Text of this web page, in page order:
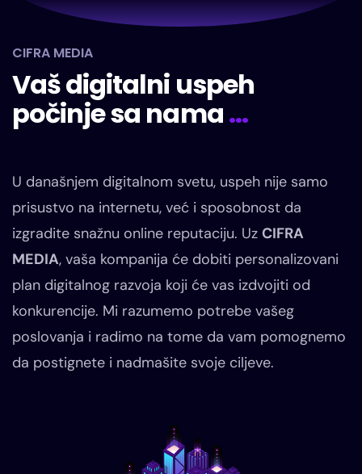
CIFRA MEDIA
Vaš digitalni uspeh
počinje sa nama...
U današnjem digitalnom svetu, uspeh nije samo
prisustvo na internetu, već i sposobnost da
izgradite snažnu online reputaciju. Uz CIFRA
MEDIA, vaša kompanija će dobiti personalizovani
plan digitalnog razvoja koji će vas izdvojiti od
konkurencije. Mi razumemo potrebe vašeg
poslovanja i radimo na tome da vam pomognemo
da postignete i nadmašite svoje ciljeve.